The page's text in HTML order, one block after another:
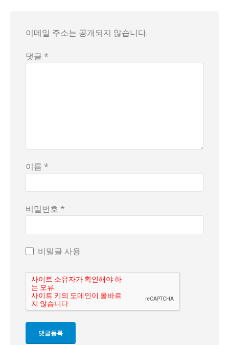
이메일 주소는 공개되지 않습니다.
댓글 *
이름 *
비밀번호 *
비밀글 사용